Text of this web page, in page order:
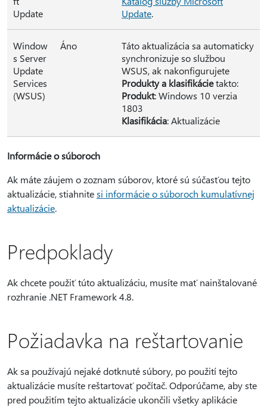
Update
Update.
Window
s Server
Update
Services
(WSUS)
Áno
Táto aktualizácia sa automaticky
synchronizuje so službou
WSUS, ak nakonfigurujete
Produkty a klasifikácietakto:
Produkt: Windows 10 verzia
1803
Klasifikácia: Aktualizácie
Informácie o súboroch
Ak máte záujem o zoznam súborov, ktoré sú súčasťou tejto
aktualizácie, stiahnitesi informácie o súboroch kumulatívnej
aktualizácie.
Predpoklady
Ak chcete použiť túto aktualizáciu, musíte mať nainštalované
rozhranie .NET Framework 4.8.
Požiadavka na reštartovanie
Ak sa používajú nejaké dotknuté súbory, po použití tejto
aktualizácie musíte reštartovať počítač. Odporúčame, aby ste
pred použitím tejto aktualizácie ukončili všetky aplikácie